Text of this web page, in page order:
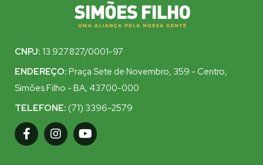
CNPJ: 13.927.827/0001-97
ENDEREÇO: Praça Sete de Novembro, 359 - Centro,
Simões Filho - BA, 43700-000
TELEFONE: (71) 3396-2579